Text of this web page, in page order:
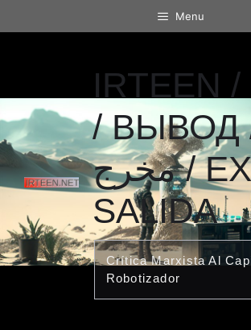
al
Menu
IRTEEN /
/ ВЫВОД
مخرج / EXIT /
SALIDA
Crítica Marxista Al
Robotizador